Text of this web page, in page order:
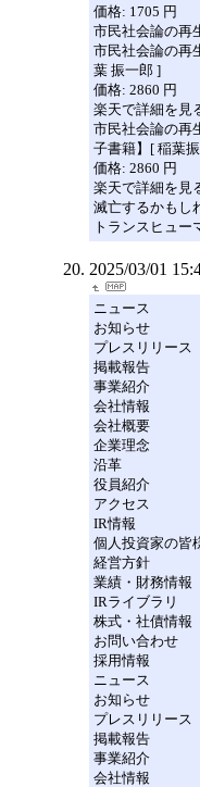
価格: 1705 円
市民社会論の
市民社会論の再
葉 振一郎 ]
価格: 2860 円
楽天で詳細を見
市民社会論の再
子書籍】[ 稲葉
価格: 2860 円
楽天で詳細を見
滅亡するかもし
トランスヒュー
2025/03/01
ニュース
お知らせ
プレスリリース
掲載報告
事業紹介
会社情報
会社概要
企業理念
沿革
役員紹介
アクセス
IR情報
個人投資家の皆
経営方針
業績・財務情報
IRライブラリ
株式・社債情報
お問い合わせ
採用情報
ニュース
お知らせ
プレスリリース
掲載報告
事業紹介
会社情報